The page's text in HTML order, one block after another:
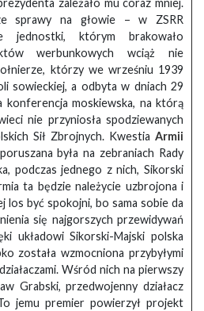
zależało mu coraz mniej.
sprawy na głowie – w ZSRR
jednostki, którym brakowało
werbunkowych wciąż nie
którzy we wrześniu 1939
sowieckiej, a odbyta w dniach 29
konferencja moskiewska, na którą
nie przyniosła spodziewanych
Sił Zbrojnych. Kwestia Armii
była na zebraniach Rady
podczas jednego z nich, Sikorski
ta będzie należycie uzbrojona i
los być spokojni, bo sama sobie da
się najgorszych przewidywań
układowi Sikorski-Majski polska
została wzmocniona przybyłymi
Wśród nich na pierwszy
Grabski, przedwojenny działacz
jemu premier powierzył projekt